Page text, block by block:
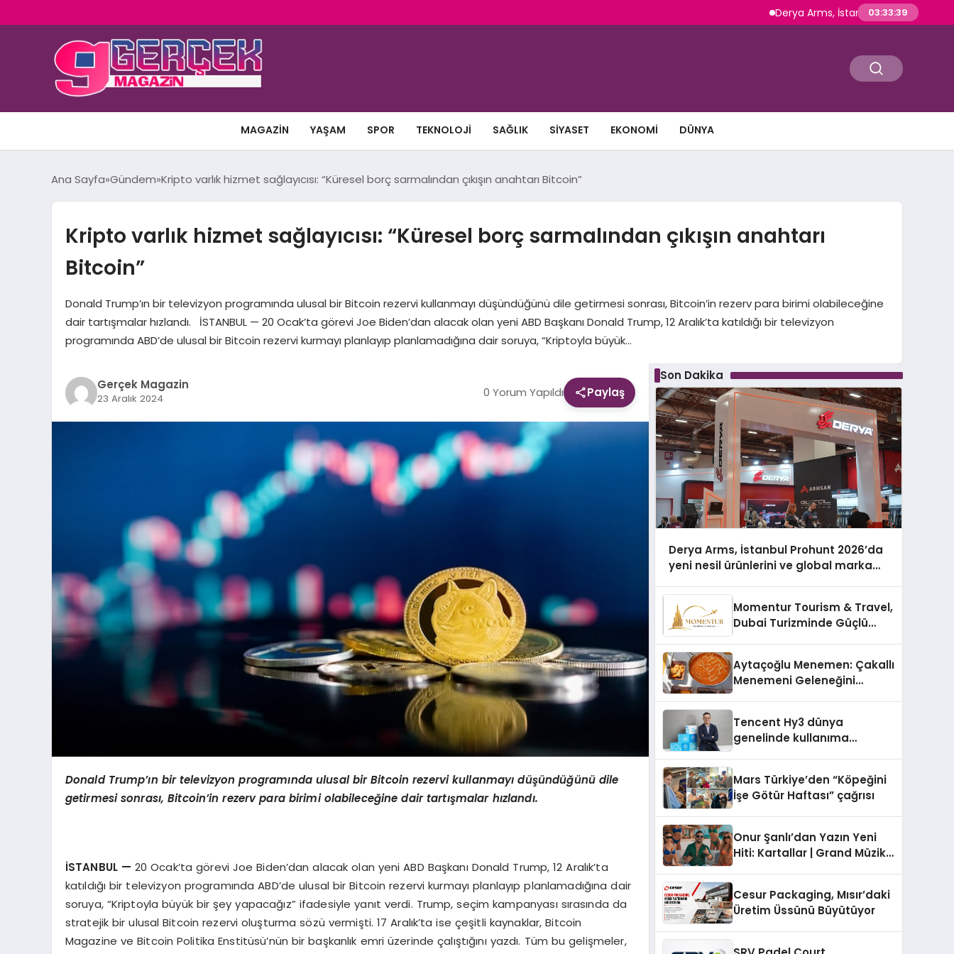
Derya Arms, İstanbul Prohunt 2026’da yeni
03:33:41
MAGAZIN YAŞAM SPOR TEKNOLOJI SAĞLIK SIYASET EKONOMI DÜNYA
Ana Sayfa Gündem Kripto varlık hizmet sağlayıcısı: “Küresel borç sarmalından çıkışın anahtarı Bitcoin”
Kripto varlık hizmet sağlayıcısı: “Küresel borç sarmalından çıkışın anahtarı
Bitcoin”
Donald Trump’ın bir televizyon programında ulusal bir Bitcoin rezervi kullanmayı düşündüğünü dile getirmesi sonrası, Bitcoin’in rezerv para birimi olabileceğine
dair tartışmalar hızlandı. İSTANBUL — 20 Ocak’ta görevi Joe Biden’dan alacak olan yeni ABD Başkanı Donald Trump, 12 Aralık’ta katıldığı bir televizyon
programında ABD’de ulusal bir Bitcoin rezervi kurmayı planlayıp planlamadığına dair soruya, “Kriptoyla büyük…
Gerçek Magazin
23 Aralık 2024 0 Yorum Yapıldı Paylaş
Donald Trump’ın bir televizyon programında ulusal bir Bitcoin rezervi kullanmayı düşündüğünü dile
getirmesi sonrası, Bitcoin’in rezerv para birimi olabileceğine dair tartışmalar hızlandı.
İSTANBUL — 20 Ocak’ta görevi Joe Biden’dan alacak olan yeni ABD Başkanı Donald Trump, 12 Aralık’ta
katıldığı bir televizyon programında ABD’de ulusal bir Bitcoin rezervi kurmayı planlayıp planlamadığına dair
soruya, “Kriptoyla büyük bir şey yapacağız” ifadesiyle yanıt verdi. Trump, seçim kampanyası sırasında da
stratejik bir ulusal Bitcoin rezervi oluşturma sözü vermişti. 17 Aralık’ta ise çeşitli kaynaklar, Bitcoin
Magazine ve Bitcoin Politika Enstitüsü’nün bir başkanlık emri üzerinde çalıştığını yazdı. Tüm bu gelişmeler,
Son Dakika
Derya Arms, İstanbul Prohunt 2026’da
yeni nesil ürünlerini ve global marka
Momentur Tourism & Travel,
Dubai Turizminde Güçlü
Aytaçoğlu Menemen: Çakallı
Menemeni Geleneğini
Tencent Hy3 dünya
genelinde kullanıma
Mars Türkiye’den “Köpeğini
İşe Götür Haftası” çağrısı
Onur Şanlı’dan Yazın Yeni
Hiti: Kartallar | Grand Müzik
Cesur Packaging, Mısır’daki
Üretim Üssünü Büyütüyor